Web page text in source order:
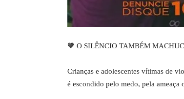
🧡 O SILÊNCIO TAMBÉM
Crianças e adolescentes vítimas de
é escondido pelo medo, pela